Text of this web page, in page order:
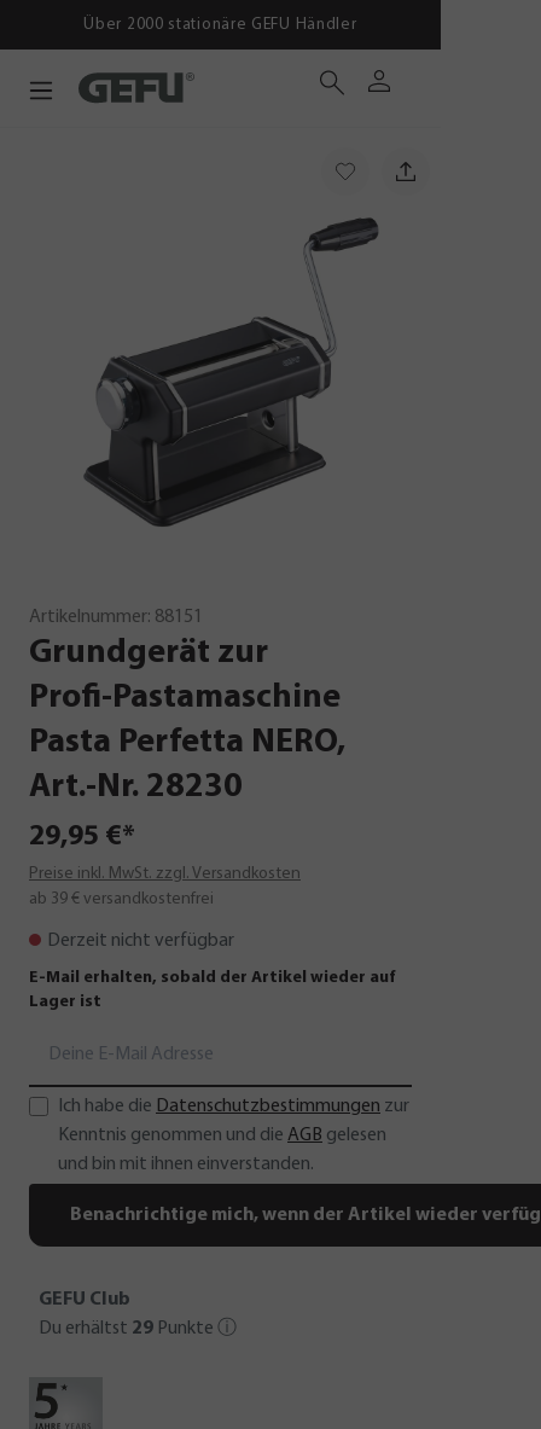
Über 2000 stationäre GEFU Händler
Artikelnummer: 88151
Grundgerät zur
Profi-Pastamaschine
Pasta Perfetta NERO,
Art.-Nr. 28230
29,95 €*
Preise inkl. MwSt. zzgl. Versandkosten
ab 39 € versandkostenfrei
Derzeit nicht verfügbar
E-Mail erhalten, sobald der Artikel wieder auf
Lager ist
Ich habe die Datenschutzbestimmungen zur
Kenntnis genommen und die AGB gelesen
und bin mit ihnen einverstanden.
Benachrichtige mich, wenn der Artikel wieder
GEFU Club
Du erhältst 29 Punkte ⓘ